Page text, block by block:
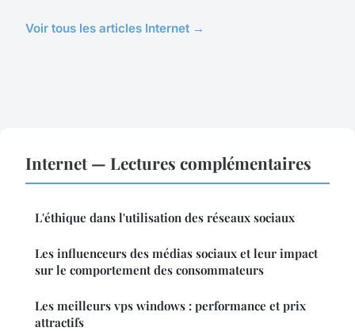
Voir tous les articles Internet →
Internet — Lectures complémentaires
L'éthique dans l'utilisation des réseaux sociaux
Les influenceurs des médias sociaux et leur impact
sur le comportement des consommateurs
Les meilleurs vps windows : performance et prix
attractifs